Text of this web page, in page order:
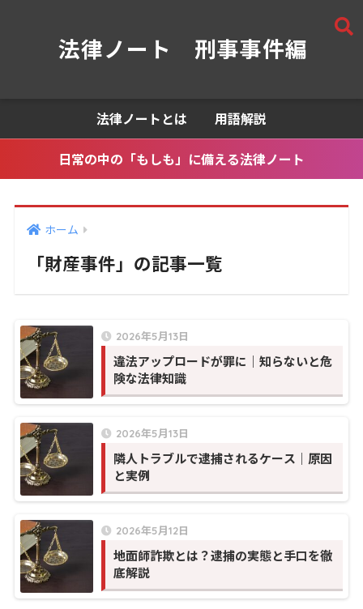
法律ノート 刑事事件編
法律ノートとは 用語解説
日常の中の「もしも」に備える法律ノート
ホーム
「財産事件」の記事一覧
2026年5月13日
違法アップロードが罪に｜知らないと危
険な法律知識
2026年5月13日
隣人トラブルで逮捕されるケース｜原因
と実例
2026年5月12日
地面師詐欺とは？逮捕の実態と手口を徹
底解説